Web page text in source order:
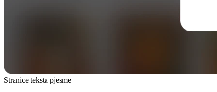
Stranice teksta pjesme